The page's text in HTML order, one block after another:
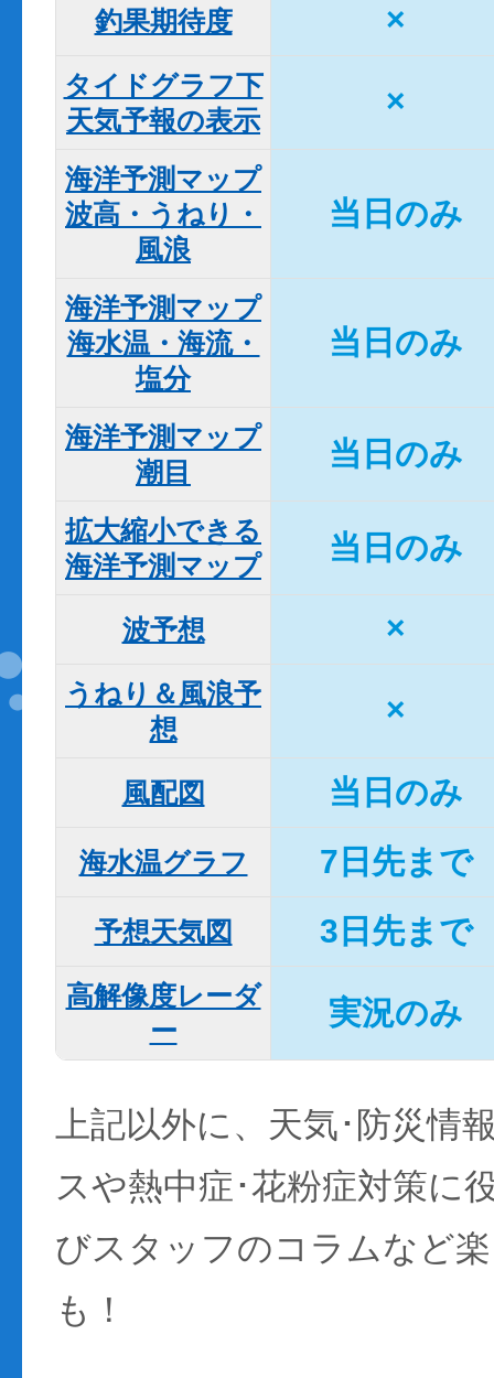
釣果期待度 ×
タイドグラフ下
天気予報の表示
×
海洋予測マップ
波高・うねり・
風浪
当日のみ
海洋予測マップ
海水温・海流・
塩分
当日のみ
海洋予測マップ
潮目
当日のみ
拡大縮小できる
海洋予測マップ
当日のみ
波予想 ×
うねり＆風浪予
想
×
風配図 当日のみ
海水温グラフ 7日先まで
予想天気図 3日先まで
高解像度レーダ
ー
実況のみ
上記以外に、天気･防災情
スや熱中症･花粉症対策に
びスタッフのコラムなど
も！